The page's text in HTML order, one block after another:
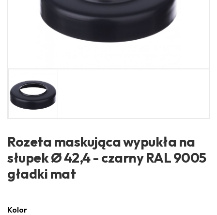
Rozeta maskująca wypukła na
słupek Ø 42,4 - czarny RAL 9005
gładki mat
Kolor